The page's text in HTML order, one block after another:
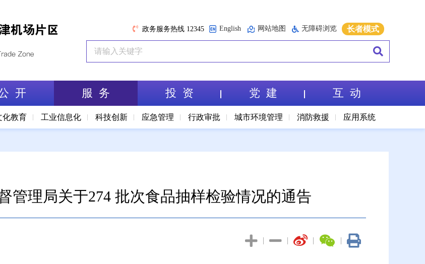
政务服务热线 12345 English 网站地图 无障碍浏览 长者模式
开 服 务
化教育 工业信息化 科技创新 应急管理 行政审批 城市环境管理 消防救援 应用系统
投 资 党 建 互 动
管理局关于274 批次食品抽样检验情况的通告
|
|
|
|